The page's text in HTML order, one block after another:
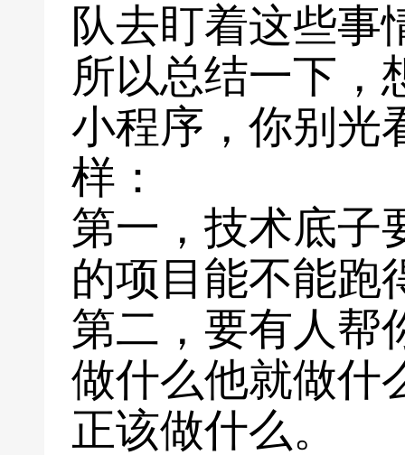
队去盯着这些事
所以总结一下，
小程序，你别光
样：
第一，技术底子
的项目能不能跑
第二，要有人帮
做什么他就做什
正该做什么。